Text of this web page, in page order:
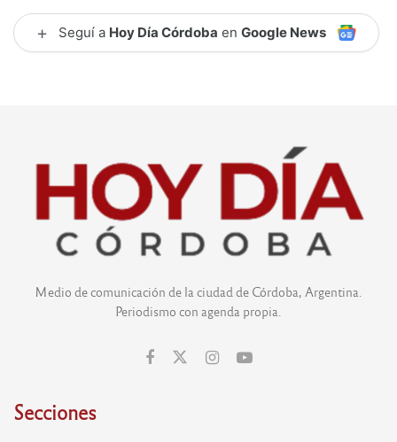
+ Seguí a Hoy Día Córdoba en Google News
Medio de comunicación de la ciudad de Córdoba, Argentina.
Periodismo con agenda propia.
Secciones